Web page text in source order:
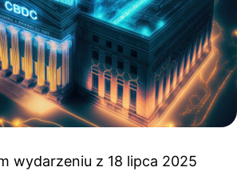
wydarzeniu z 18 lipca 2025